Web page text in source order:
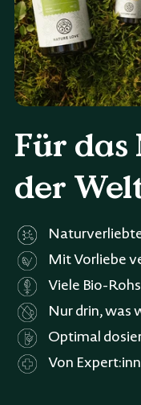
Für
der
Mit Vorliebe
Viele Bio-
Nur drin, was
Optimal
Von